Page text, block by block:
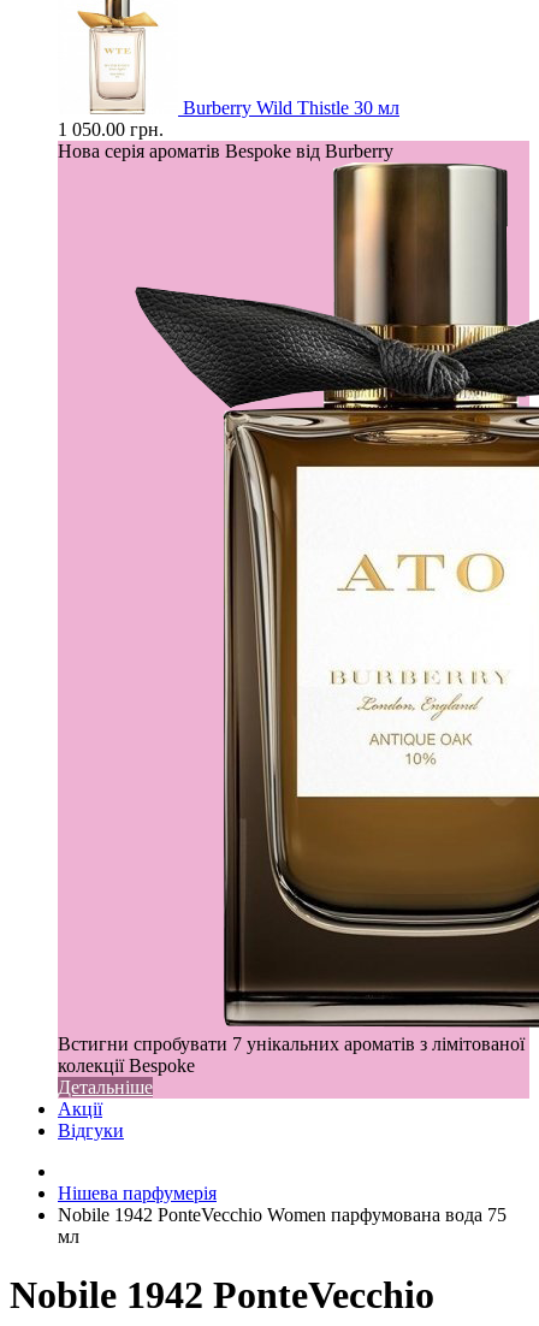
Burberry Wild Thistle 30 мл
1 050.00 грн.
Нова серія ароматів Bespoke від Burberry
Встигни спробувати 7 унікальних ароматів з лімітованої
колекції Bespoke
Детальніше
Акції
Відгуки
Нішева парфумерія
Nobile 1942 PonteVecchio Women парфумована вода 75
мл
Nobile 1942 PonteVecchio